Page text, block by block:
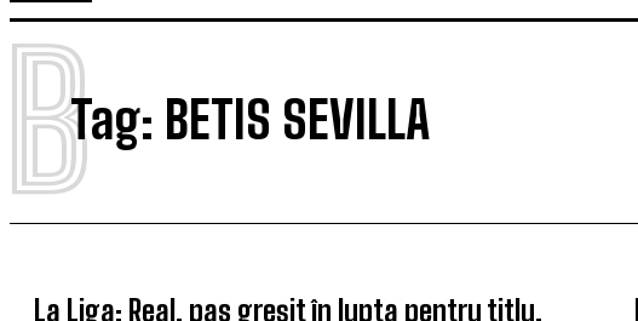
Tag: BETIS SEVILLA
B
La Liga: Real, pas greșit în lupta pentru titlu.